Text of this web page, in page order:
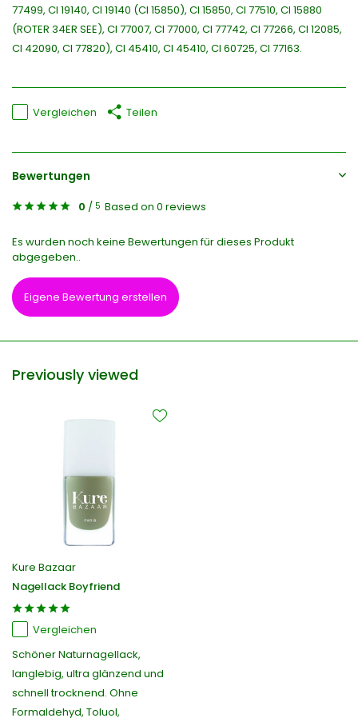
77499, CI 19140, CI 19140 (CI 15850), CI 15850, CI 77510, CI 15880
(ROTER 34ER SEE), CI 77007, CI 77000, CI 77742, CI 77266, CI 12085,
CI 42090, CI 77820), CI 45410, CI 45410, CI 60725, CI 77163.
Vergleichen Teilen
Bewertungen
0 / 5 Based on 0 reviews
Es wurden noch keine Bewertungen für dieses Produkt
abgegeben..
Eigene Bewertung erstellen
Previously viewed
Kure Bazaar
Nagellack Boyfriend
Vergleichen
Schöner Naturnagellack,
langlebig, ultra glänzend und
schnell trocknend. Ohne
Formaldehyd, Toluol,